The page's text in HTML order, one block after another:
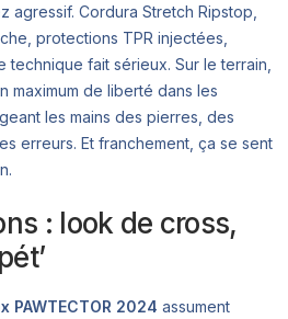
agressif. Cordura Stretch Ripstop,
protections TPR injectées,
technique fait sérieux. Sur le terrain,
maximum de liberté dans les
les mains des pierres, des
erreurs. Et franchement, ça se sent
: look de cross,
PAWTECTOR 2024 assument